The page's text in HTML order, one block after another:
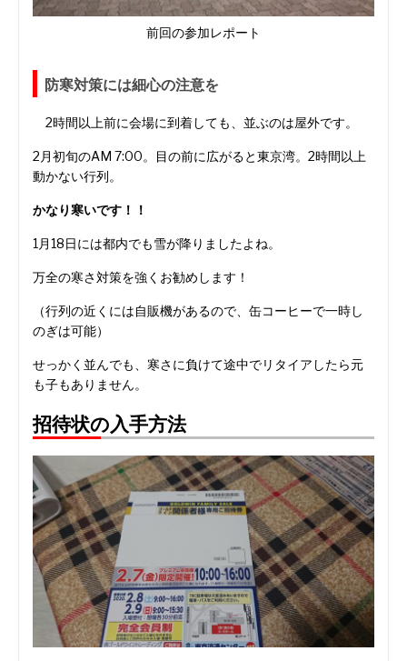
前回の参加レポート
防寒対策には細心の注意を
2時間以上前に会場に到着しても、並ぶのは屋外です。
2月初旬のAM 7:00。目の前に広がると東京湾。2時間以上
動かない行列。
かなり寒いです！！
1月18日には都内でも雪が降りましたよね。
万全の寒さ対策を強くお勧めします！
（行列の近くには自販機があるので、缶コーヒーで一時し
のぎは可能）
せっかく並んでも、寒さに負けて途中でリタイアしたら元
も子もありません。
招待状の入手方法